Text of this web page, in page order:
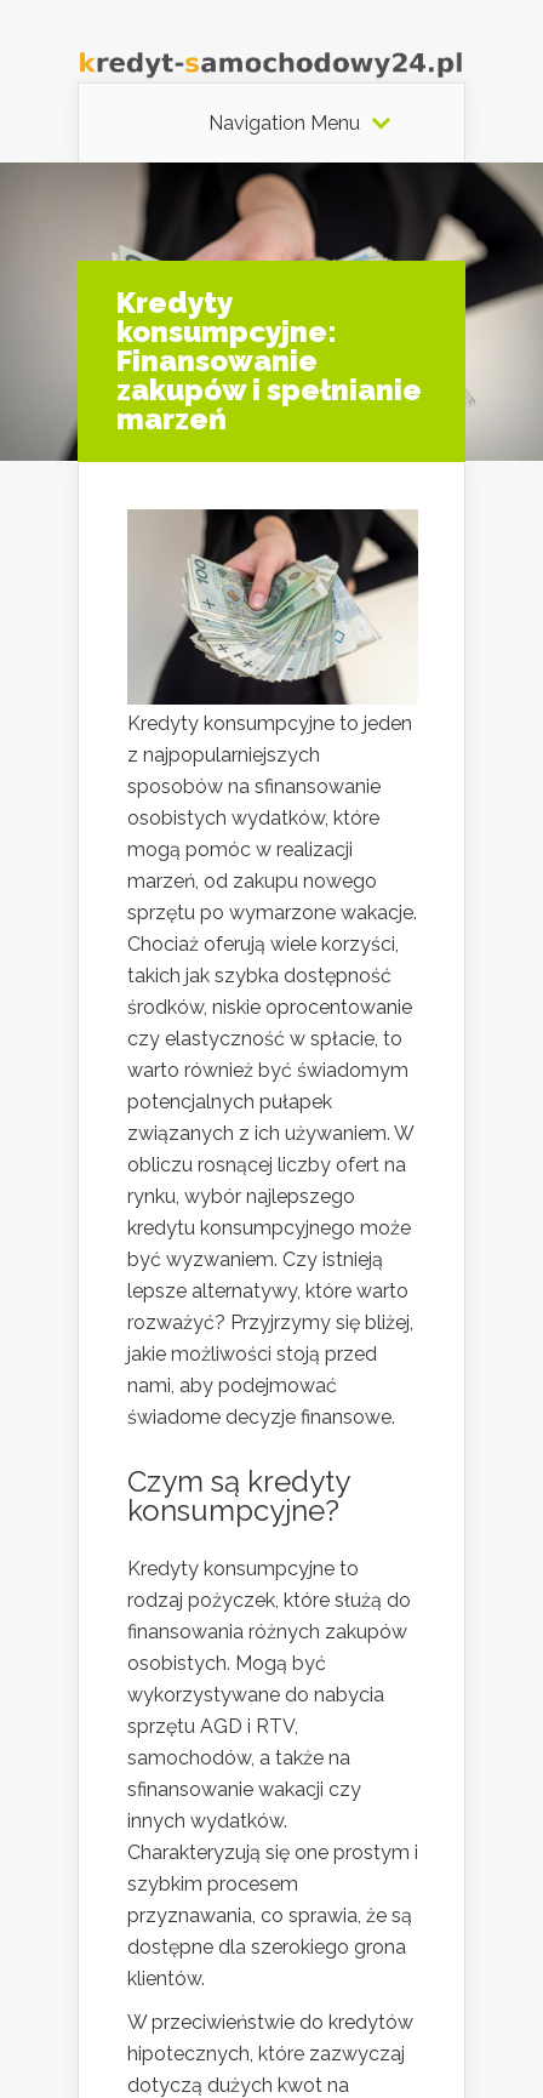
Navigation Menu
Kredyty
konsumpcyjne:
Finansowanie
zakupów i spełnianie
marzeń
Kredyty konsumpcyjne to jeden
z najpopularniejszych
sposobów na sfinansowanie
osobistych wydatków, które
mogą pomóc w realizacji
marzeń, od zakupu nowego
sprzętu po wymarzone wakacje.
Chociaż oferują wiele korzyści,
takich jak szybka dostępność
środków, niskie oprocentowanie
czy elastyczność w spłacie, to
warto również być świadomym
potencjalnych pułapek
związanych z ich używaniem. W
obliczu rosnącej liczby ofert na
rynku, wybór najlepszego
kredytu konsumpcyjnego może
być wyzwaniem. Czy istnieją
lepsze alternatywy, które warto
rozważyć? Przyjrzymy się bliżej,
jakie możliwości stoją przed
nami, aby podejmować
świadome decyzje finansowe.
Czym są kredyty
konsumpcyjne?
Kredyty konsumpcyjne to
rodzaj pożyczek, które służą do
finansowania różnych zakupów
osobistych. Mogą być
wykorzystywane do nabycia
sprzętu AGD i RTV,
samochodów, a także na
sfinansowanie wakacji czy
innych wydatków.
Charakteryzują się one prostym i
szybkim procesem
przyznawania, co sprawia, że są
dostępne dla szerokiego grona
klientów.
W przeciwieństwie do kredytów
hipotecznych, które zazwyczaj
dotyczą dużych kwot na